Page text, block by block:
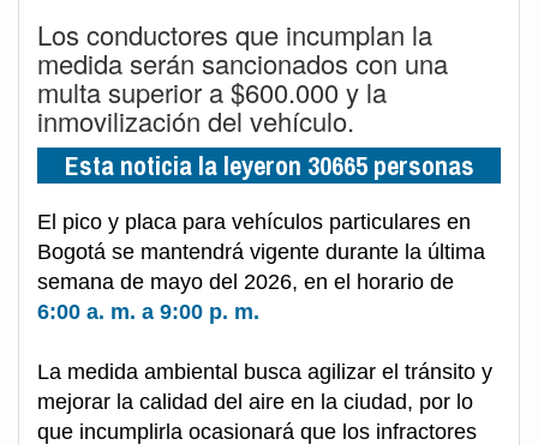
Los conductores que incumplan la
medida serán sancionados con una
multa superior a $600.000 y la
inmovilización del vehículo.
Esta noticia la leyeron 30665 personas
El pico y placa para vehículos particulares en
Bogotá se mantendrá vigente durante la última
semana de mayo del 2026, en el horario de
6:00 a. m. a 9:00 p. m.
La medida ambiental busca agilizar el tránsito y
mejorar la calidad del aire en la ciudad, por lo
que incumplirla ocasionará que los infractores